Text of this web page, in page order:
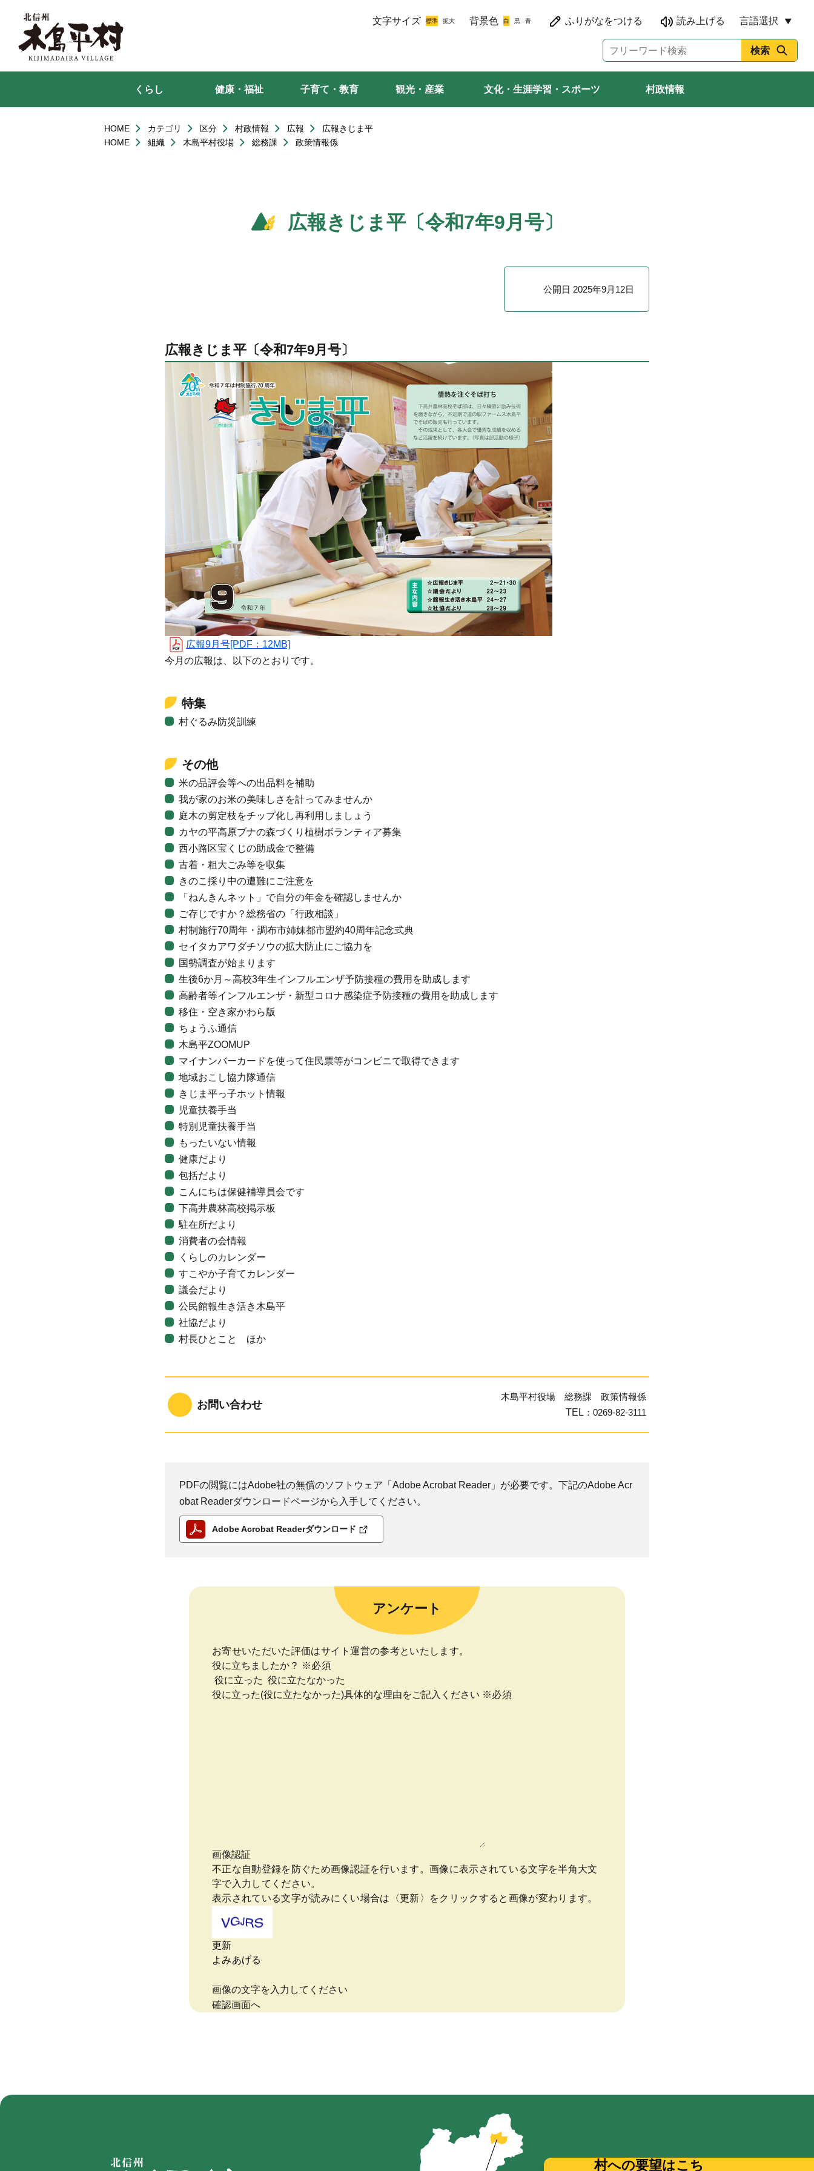
文字サイズ 背景色 言語選択
くらし 健康・福祉 子育て・教育 観光・産業 文化・生涯学習・スポーツ 村政情報
HOME カテゴリ 区分 村政情報 広報
広報きじま平
HOME
組織 木島平村役場 総務課 政策情報係
広報きじま平〔令和7年9月号〕
公開日 2025年9月12日
広報きじま平〔令和7年9月号〕
広報9月号[PDF：12MB]
今月の広報は、以下のとおりです。
特集
村ぐるみ防災訓練
その他
米の品評会等への出品料を補助
我が家のお米の美味しさを計ってみませんか
庭木の剪定枝をチップ化し再利用しましょう
カヤの平高原ブナの森づくり植樹ボランティア募集
西小路区宝くじの助成金で整備
古着・粗大ごみ等を収集
きのこ採り中の遭難にご注意を
「ねんきんネット」で自分の年金を確認しませんか
ご存じですか？総務省の「行政相談」
村制施行70周年・調布市姉妹都市盟約40周年記念式典
セイタカアワダチソウの拡大防止にご協力を
国勢調査が始まります
生後6か月～高校3年生インフルエンザ予防接種の費用を助成します
高齢者等インフルエンザ・新型コロナ感染症予防接種の費用を助成します
移住・空き家かわら版
ちょうふ通信
木島平ZOOMUP
マイナンバーカードを使って住民票等がコンビニで取得できます
地域おこし協力隊通信
きじま平っ子ホット情報
児童扶養手当
特別児童扶養手当
もったいない情報
健康だより
包括だより
こんにちは保健補導員会です
下高井農林高校掲示板
駐在所だより
消費者の会情報
くらしのカレンダー
すこやか子育てカレンダー
議会だより
公民館報生き活き木島平
社協だより
村長ひとこと ほか
お問い合わせ
木島平村役場 総務課 政策情報係
TEL ：0269-82-3111
PDFの閲覧にはAdobe社の無償のソフトウェア「Adobe Acrobat Reader」が必要です。下記のAdobe Acr
obat Readerダウンロードページから入手してください。
Adobe Acrobat Readerダウンロード
アンケート
村への要望はこち